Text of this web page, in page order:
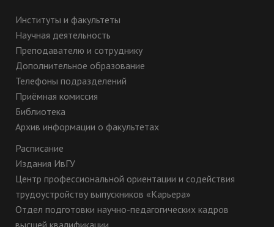
Институты и факультеты
Научная деятельность
Преподавателю и сотруднику
Дополнительное образование
Телефоны подразделений
Приёмная комиссия
Библиотека
Архив информации о факультетах
Расписание
Издания ИвГУ
Центр профессиональной ориентации и содействия
трудоустройству выпускников «Карьера»
Отдел подготовки научно-педагогических кадров